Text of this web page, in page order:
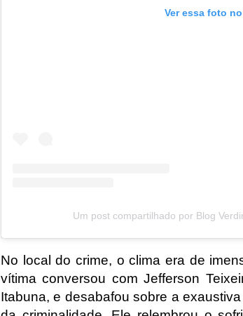
Ver essa foto
Um post compartilhado por Blog
No local do crime, o clima era de
vítima conversou com Jefferson
Itabuna, e desabafou sobre a